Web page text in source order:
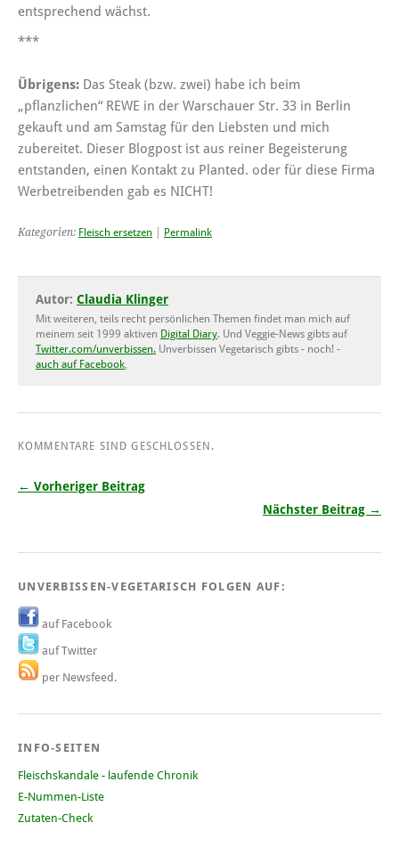
entsprechend wächst.
***
Übrigens: Das Steak (bzw. zwei) habe ich beim
„pflanzlichen“ REWE in der Warschauer Str. 33 in Berlin
gekauft und am Samstag für den Liebsten und mich
zubereitet. Dieser Blogpost ist aus reiner Begeisterung
entstanden, einen Kontakt zu Planted. oder für diese Firma
Werbetreibenden gab es NICHT!
Kategorien: Fleisch ersetzen Permalink
Autor: Claudia Klinger
Mit weiteren, teils recht persönlichen Themen findet man mich auf
meinem seit 1999 aktiven Digital Diary. Und Veggie-News gibts auf
Twitter.com/unverbissen. Unverbissen Vegetarisch gibts - noch! -
auch auf Facebook,
KOMMENTARE SIND GESCHLOSSEN.
← Vorheriger Beitrag
Nächster Beitrag →
UNVERBISSEN-VEGETARISCH FOLGEN AUF:
auf Facebook
auf Twitter
per Newsfeed.
INFO-SEITEN
Fleischskandale - laufende Chronik
E-Nummen-Liste
Zutaten-Check